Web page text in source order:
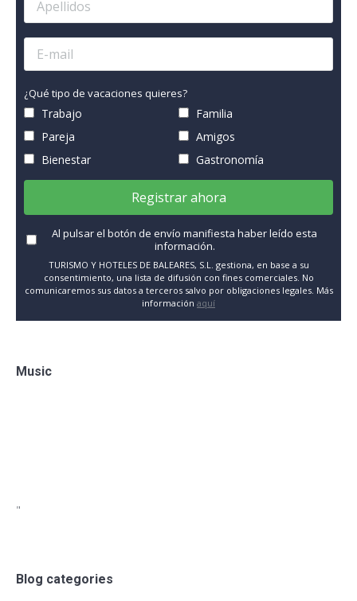
¿Qué tipo de vacaciones quieres?
Trabajo
Familia
Pareja
Amigos
Bienestar
Gastronomía
Registrar ahora
Al pulsar el botón de envío manifiesta haber leído esta
información.
TURISMO Y HOTELES DE BALEARES, S.L. gestiona, en base a su
consentimiento, una lista de difusión con fines comerciales. No
comunicaremos sus datos a terceros salvo por obligaciones legales. Más
información aquí
Music
"
Blog categories